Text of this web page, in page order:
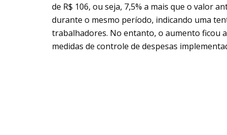
de R$ 106, ou seja, 7,5% a mais que o valor
durante o mesmo período, indicando uma
trabalhadores. No entanto, o aumento ficou
medidas de controle de despesas